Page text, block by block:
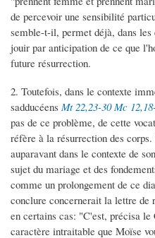
de percevoir une sensibilité
semble-t-il, permet déjà, dans
jouir par anticipation de ce que
future résurrection.
2. Toutefois, dans le contexte
sadducéens Mt 22,23-30 Mc
pas de ce problème, de cette
réfère à la résurrection des
auparavant dans le contexte de
sujet du mariage et des
comme un prolongement de ce
conclure concernerait la lettre de
en certains cas: "C'est, précisa le
caractère intraitable que Moïse